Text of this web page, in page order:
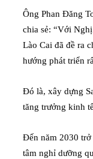
Ông Phan Đăng
chia sẻ: “Với
Lào Cai đã đề ra
hướng phát triển
Đó là, xây dựng
tăng trưởng kinh
Đến năm 2030
tâm nghỉ dưỡng